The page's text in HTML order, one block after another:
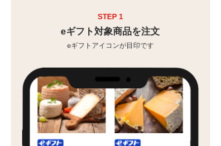
STEP 1
eギフト対象商品を注文
eギフトアイコンが目印です